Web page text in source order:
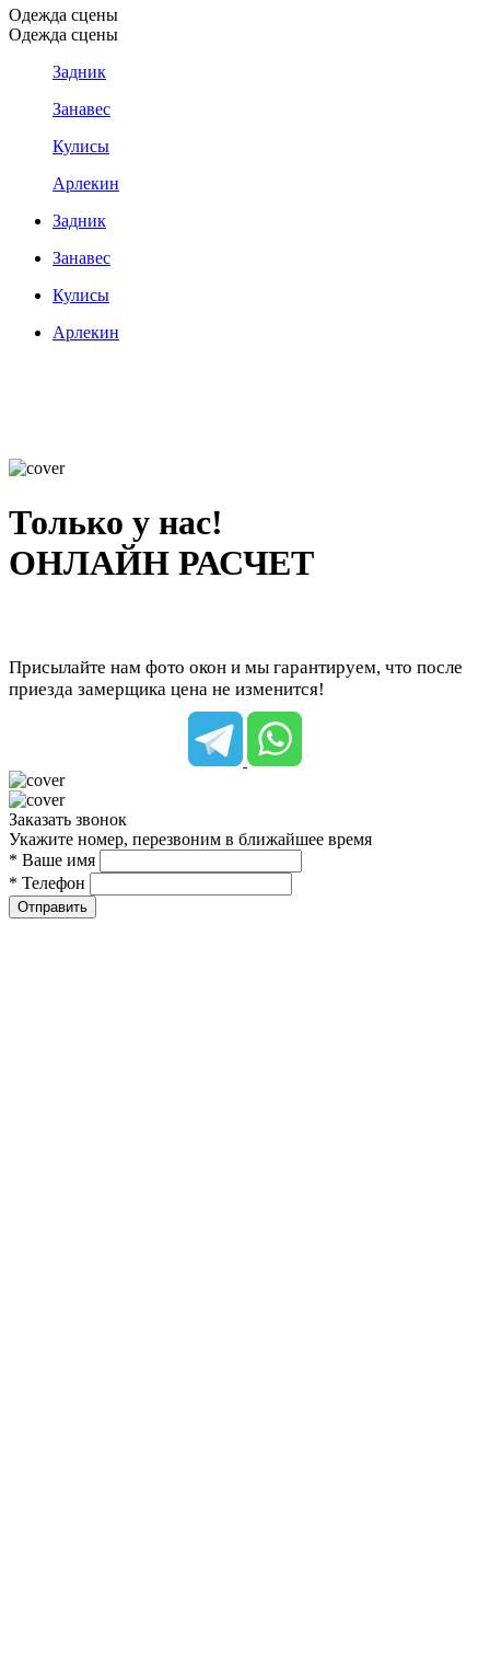
Одежда сцены
Одежда сцены
Задник
Занавес
Кулисы
Арлекин
Задник
Занавес
Кулисы
Арлекин
Только у нас!
ОНЛАЙН РАСЧЕТ
Присылайте нам фото окон и мы гарантируем, что после
приезда замерщика цена не изменится!
Заказать звонок
Укажите номер, перезвоним в ближайшее время
* Ваше имя
* Телефон
Отправить